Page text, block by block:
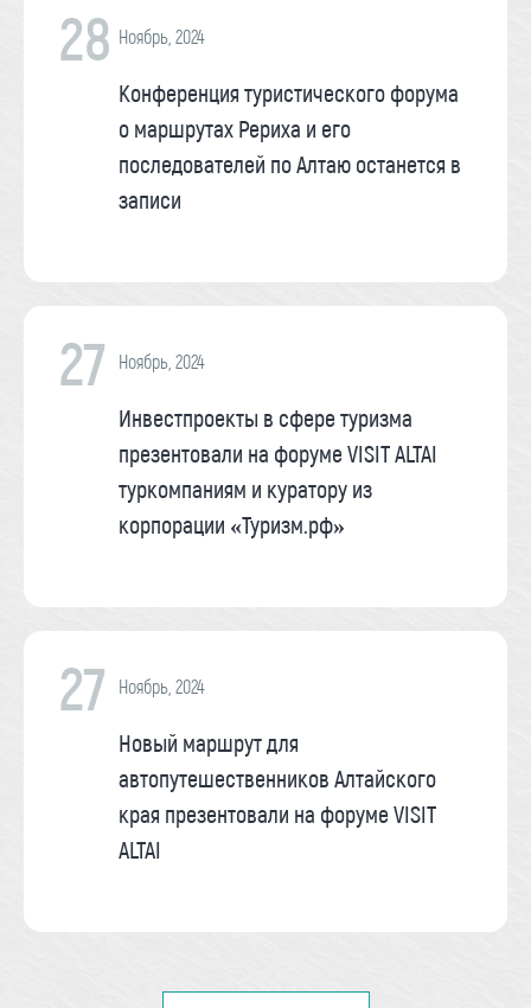
28 Ноябрь, 2024
Конференция туристического форума
о маршрутах Рериха и его
последователей по Алтаю останется в
записи
27 Ноябрь, 2024
Инвестпроекты в сфере туризма
презентовали на форуме VISIT ALTAI
туркомпаниям и куратору из
корпорации «Туризм.рф»
27 Ноябрь, 2024
Новый маршрут для
автопутешественников Алтайского
края презентовали на форуме VISIT
ALTAI